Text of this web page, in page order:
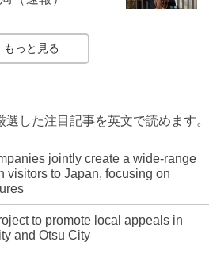
もっと見る
選した注目記事を英文で読めます。
jointly create a wide-range
visitors to Japan, focusing on
to promote local appeals in
and Otsu City